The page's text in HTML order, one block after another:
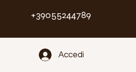
+39055244789
Accedi